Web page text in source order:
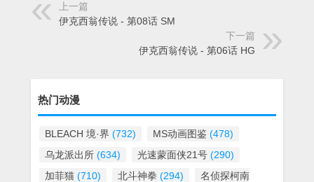
上一篇
伊克西翁传说 - 第08话 SM
下一篇
伊克西翁传说 - 第06话 HG
热门动漫
BLEACH 境·界 (732) MS动画图鉴 (478)
乌龙派出所 (634) 光速蒙面侠21号 (290)
加菲猫 (710) 北斗神拳 (294)
名侦探柯南